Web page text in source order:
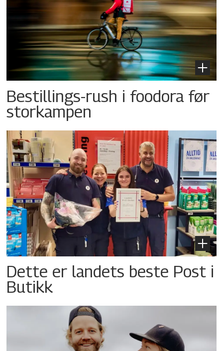
Bestillings-rush i foodora før
storkampen
Dette er landets beste Post i
Butikk